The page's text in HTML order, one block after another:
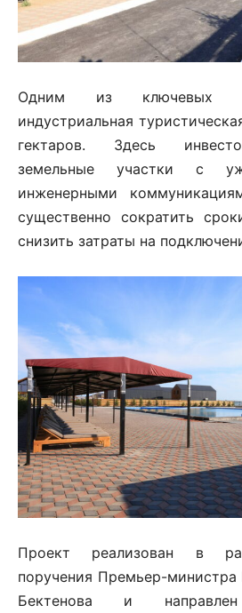
Одним из ключевых
индустриальная
гектаров. Здесь
земельные участки с
инженерными
существенно сократить
снизить затраты на
Проект реализован в
поручения Премьер-министра
Бектенова и